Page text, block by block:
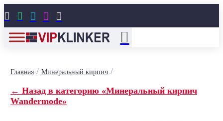
    
Главная/ Минеральный кирпич/
← Назад в категорию «Минеральный кирпич
Wandermode»